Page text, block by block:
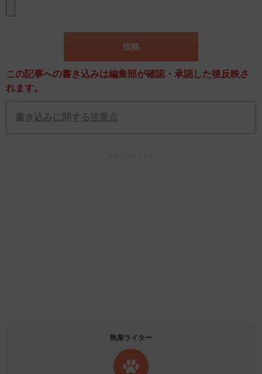
この記事への書き込みは編集部が確認・承認した後反映さ
れます。
書き込みに関する注意点
執筆ライター